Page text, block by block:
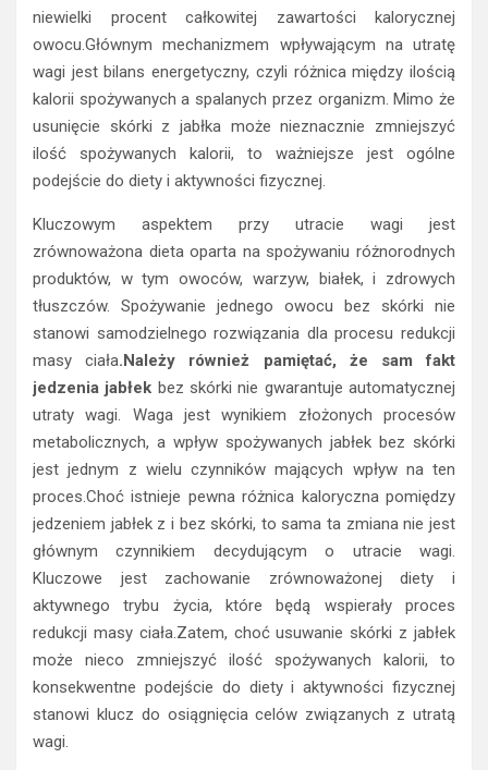
niewielki procent całkowitej zawartości kalorycznej
owocu.Głównym mechanizmem wpływającym na utratę
wagi jest bilans energetyczny, czyli różnica między ilością
kalorii spożywanych a spalanych przez organizm. Mimo że
usunięcie skórki z jabłka może nieznacznie zmniejszyć
ilość spożywanych kalorii, to ważniejsze jest ogólne
podejście do diety i aktywności fizycznej.
Kluczowym aspektem przy utracie wagi jest
zrównoważona dieta oparta na spożywaniu różnorodnych
produktów, w tym owoców, warzyw, białek, i zdrowych
tłuszczów. Spożywanie jednego owocu bez skórki nie
stanowi samodzielnego rozwiązania dla procesu redukcji
masy ciała.Należy również pamiętać, że sam fakt
jedzenia jabłek bez skórki nie gwarantuje automatycznej
utraty wagi. Waga jest wynikiem złożonych procesów
metabolicznych, a wpływ spożywanych jabłek bez skórki
jest jednym z wielu czynników mających wpływ na ten
proces.Choć istnieje pewna różnica kaloryczna pomiędzy
jedzeniem jabłek z i bez skórki, to sama ta zmiana nie jest
głównym czynnikiem decydującym o utracie wagi.
Kluczowe jest zachowanie zrównoważonej diety i
aktywnego trybu życia, które będą wspierały proces
redukcji masy ciała.Zatem, choć usuwanie skórki z jabłek
może nieco zmniejszyć ilość spożywanych kalorii, to
konsekwentne podejście do diety i aktywności fizycznej
stanowi klucz do osiągnięcia celów związanych z utratą
wagi.